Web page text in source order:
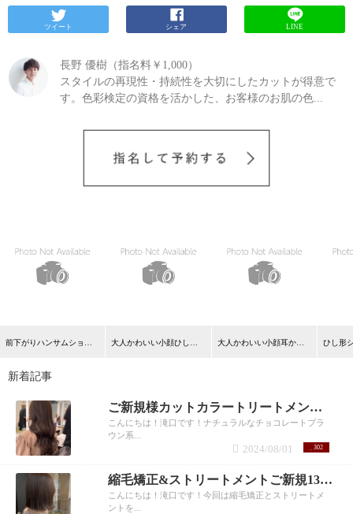
ツイート シェア LINE
長野 優樹（指名料￥1,000）
スタイルの再現性・持続性を大切にしたカットが得意で
す。色彩検定の資格を活かした、お客様のお肌の色...
大人かわいい小顔耳かけショートボブ
新着記事
ご新規様カットカラートリートメント9990円！滝口
こんにちは！滝口です！ナチュラルなチョコレートブラ
ウン系...
302
2024/08/01
縮毛矯正&ストリートメントご新規13780円
こんにちは！滝口です！今回は縮毛矯正とストリートメ
ントを...